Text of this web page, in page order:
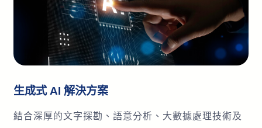
生成式 AI 解決方案
結合深厚的文字探勘、語意分析、大數據處理技術及